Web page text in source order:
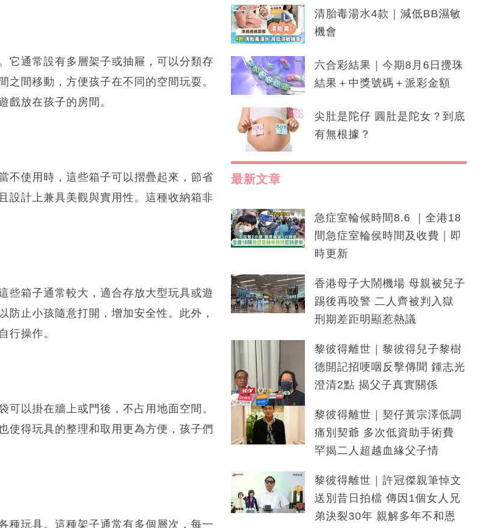
它通常設有多層架子或抽屜，可以分類存
間移動，方便孩子在不同的空間玩耍。
戲放在孩子的房間。
不使用時，這些箱子可以摺疊起來，節省
設計上兼具美觀與實用性。這種收納箱非
些箱子通常較大，適合存放大型玩具或遊
止小孩隨意打開，增加安全性。此外，
行操作。
以掛在牆上或門後，不占用地面空間。
使得玩具的整理和取用更為方便，孩子們
種玩具。這種架子通常有多個層次，每一
清胎毒湯水4款｜減低BB濕敏
機會
六合彩結果｜今期8月6日攪珠
結果＋中獎號碼＋派彩金額
尖肚是陀仔 圓肚是陀女？到底
有無根據？
最新文章
急症室輪候時間8.6 ｜全港18
間急症室輪侯時間及收費｜即
時更新
香港母子大鬧機場 母親被兒子
踢後再咬警 二人齊被判入獄
刑期差距明顯惹熱議
黎彼得離世｜黎彼得兒子黎樹
德開記招哽咽反擊傳聞 鍾志光
澄清2點 揭父子真實關係
黎彼得離世｜契仔黃宗澤低調
痛別契爺 多次低資助手術費
罕揭二人超越血緣父子情
黎彼得離世｜許冠傑親筆悼文
送別昔日拍檔 傳因1個女人兄
弟決裂30年 親解多年不和恩